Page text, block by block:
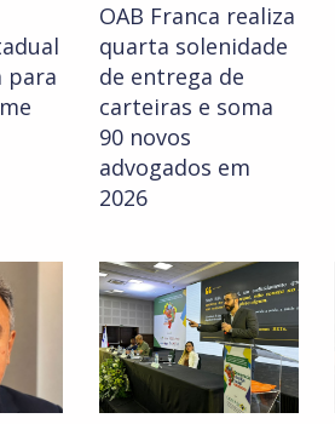
para
OAB Franca realiza
quarta solenidade
de entrega de
carteiras e soma
90 novos
advogados em
2026